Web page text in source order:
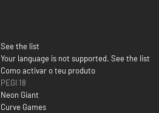
See the list
Your language is not supported. See the list
Como activar o teu produto
PEGI 18
Neon Giant
Curve Games